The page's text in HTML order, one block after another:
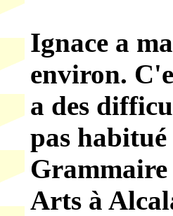
Ignace a
environ.
a des
pas
Grammaire
Arts à